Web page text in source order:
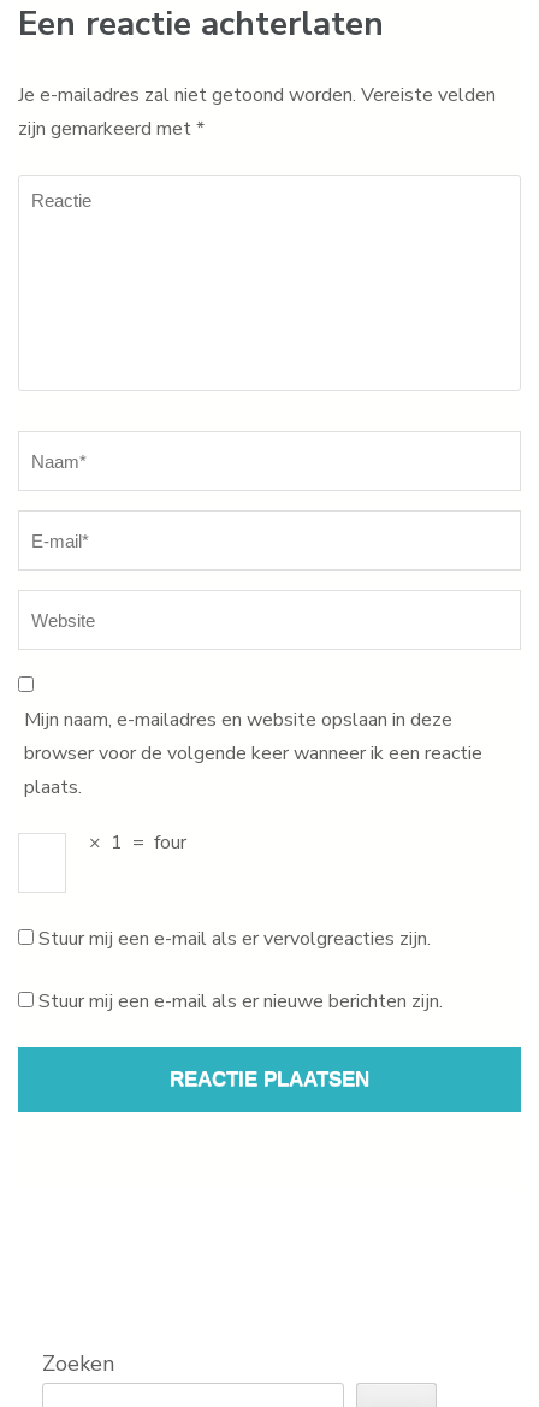
Een reactie achterlaten
Je e-mailadres zal niet getoond worden. Vereiste velden
zijn gemarkeerd met*
Reactie
Mijn naam, e-mailadres en website opslaan in deze
browser voor de volgende keer wanneer ik een reactie
plaats.
× 1 = four
Stuur mij een e-mail als er vervolgreacties zijn.
Stuur mij een e-mail als er nieuwe berichten zijn.
Zoeken